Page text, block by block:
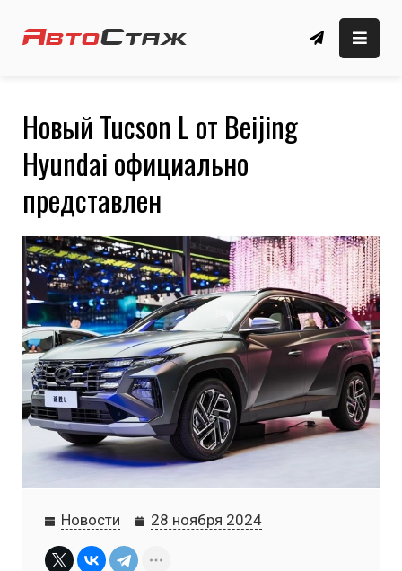
Автомобильный сайт
автомобильные новости, обзоры, новые
Новый Tucson L от Beijing
Hyundai официально
представлен
Новости 28 ноября 2024